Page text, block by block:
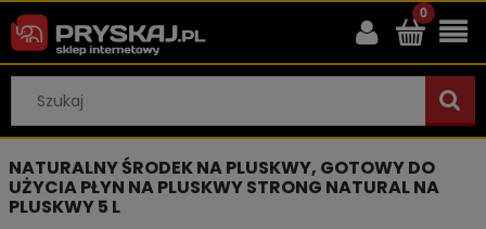
NATURALNY ŚRODEK NA PLUSKWY, GOTOWY DO
UŻYCIA PŁYN NA PLUSKWY STRONG NATURAL NA
PLUSKWY 5 L